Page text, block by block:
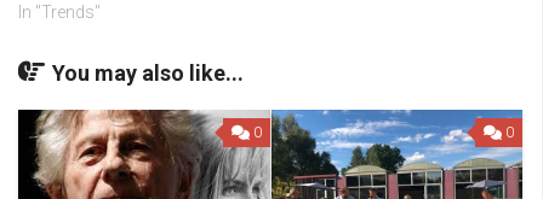
In "Trends"
You may also like...
0 0